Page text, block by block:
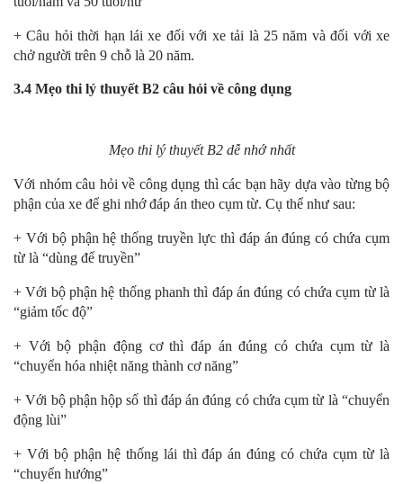
+ Câu hỏi thời hạn lái xe đối với xe tải là 25 năm và đối với xe
chở người trên 9 chỗ là 20 năm.
3.4 Mẹo thi lý thuyết B2 câu hỏi về công dụng
Mẹo thi lý thuyết B2 dễ nhớ nhất
Với nhóm câu hỏi về công dụng thì các bạn hãy dựa vào từng bộ
phận của xe để ghi nhớ đáp án theo cụm từ. Cụ thể như sau:
+ Với bộ phận hệ thống truyền lực thì đáp án đúng có chứa cụm
từ là “dùng để truyền”
+ Với bộ phận hệ thống phanh thì đáp án đúng có chứa cụm từ là
“giảm tốc độ”
+ Với bộ phận động cơ thì đáp án đúng có chứa cụm từ là
“chuyển hóa nhiệt năng thành cơ năng”
+ Với bộ phận hộp số thì đáp án đúng có chứa cụm từ là “chuyển
động lùi”
+ Với bộ phận hệ thống lái thì đáp án đúng có chứa cụm từ là
“chuyển hướng”